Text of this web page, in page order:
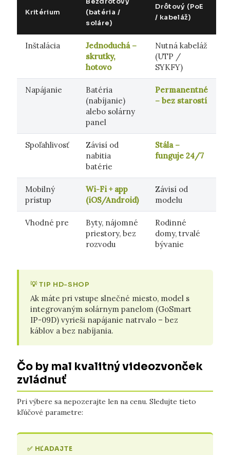
Kritérium
(batéria /
soláre)
Drôtový (PoE
/ kabeláž)
Inštalácia
Jednoduchá –
skrutky,
hotovo
Nutná kabeláž
(UTP /
SYKFY)
Napájanie
Batéria
(nabíjanie)
alebo solárny
panel
Permanentné
– bez starostí
Spoľahlivosť
Závisí od
nabitia
batérie
Stála –
funguje 24/7
Mobilný
prístup
Wi-Fi + app
(iOS/Android)
Závisí od
modelu
Vhodné pre
Byty, nájomné
priestory, bez
rozvodu
Rodinné
domy, trvalé
bývanie
💡 TIP HD-SHOP
Ak máte pri vstupe slnečné miesto, model s
integrovaným solárnym panelom (GoSmart
IP-09D) vyrieši napájanie natrvalo – bez
káblov a bez nabíjania.
Čo by mal kvalitný videozvonček
zvládnuť
Pri výbere sa nepozerajte len na cenu. Sledujte tieto
kľúčové parametre:
✅ HĽADAJTE